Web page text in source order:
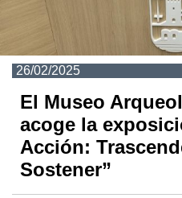
26/02/2025
El Museo
acoge la
Acción:
Sostener”